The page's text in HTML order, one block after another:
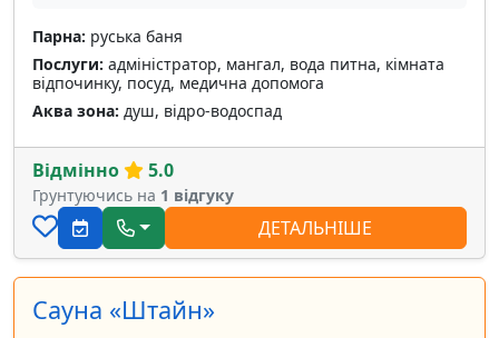
Парна: руська баня
Послуги: адміністратор, мангал, вода питна, кімната
відпочинку, посуд, медична допомога
Аква зона: душ, відро-водоспад
Відмінно 5.0
Грунтуючись на 1 відгуку
ДЕТАЛЬНІШЕ
Сауна «Штайн»